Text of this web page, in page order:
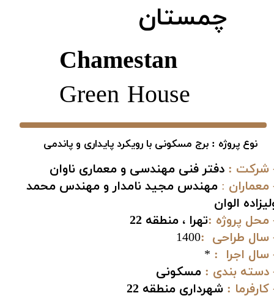
چمستان
نوع پروژه : برج مسکونی با رویکرد پایداری و پاندمی
Chamestan
Green House
شرکت : ​​​​​​​دفتر فنی مهندسی و معماری ناوان
معماران : ​​​​​​​مهندس مجید نامدار و مهندس محمد
الوان
محل پروژه :تهرا ، منطقه 22
سال طراحی :1400
سال اجرا : *
دسته بندی : مسکونی
کارفرما : شهرداری منطقه 22